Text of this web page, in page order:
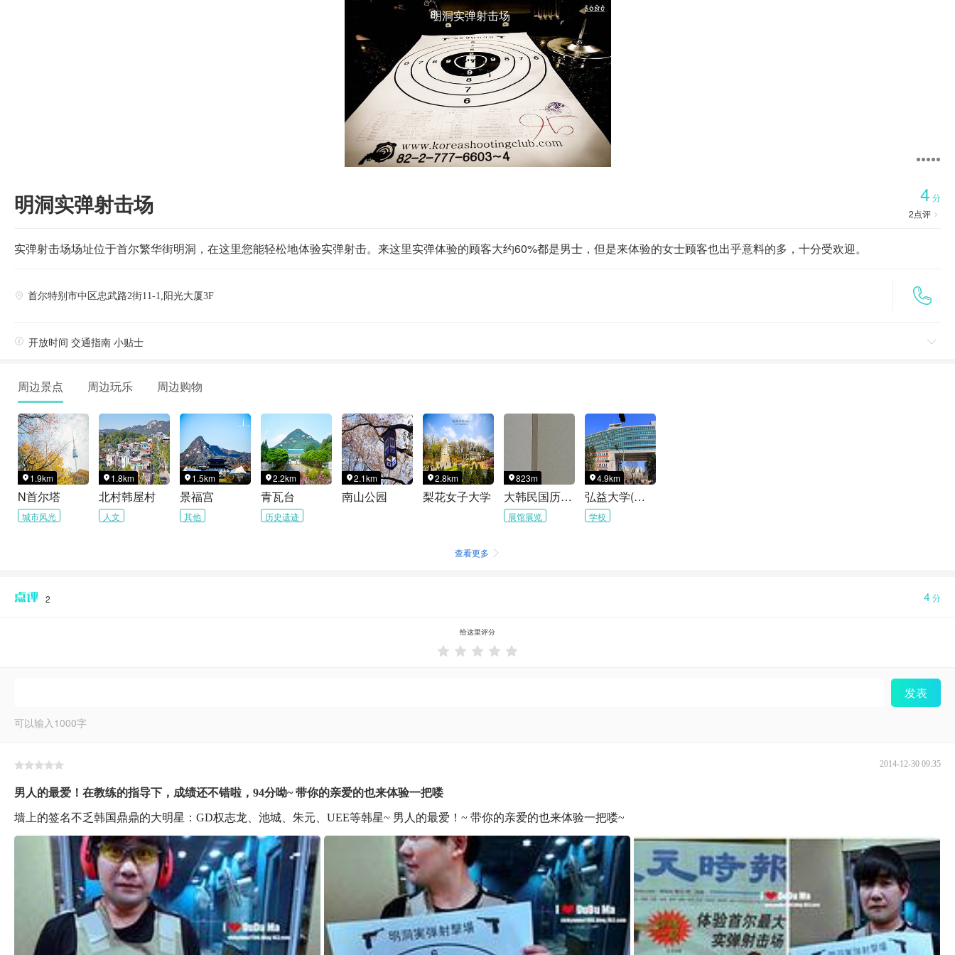
明洞实弹射击场
明洞实弹射击场 4 分
2点评 
实弹射击场场址位于首尔繁华街明洞，在这里您能轻松地体验实弹射击。来这里实弹体验的顾客大约60%都是男士，但是来体验的女士顾客也出乎意料的多，十分受欢迎。

 首尔特别市中区忠武路2街11-1,阳光大厦3F
 开放时间 交通指南 小贴士 
周边景点 周边玩乐 周边购物
 1.9km
N首尔塔
城市风光
 1.8km
北村韩屋村
人文
 1.5km
景福宫
其他
2.2km
青瓦台
历史遗迹
2.1km
南山公园
2.8km
梨花女子大学
823m
大韩民国历史博物馆
展馆展览
4.9km
弘益大学(首尔校区)
学校
查看更多 
2 4分
给这里评分
    
发表
可以输入1000字
2014-12-30 09:35
男人的最爱！在教练的指导下，成绩还不错啦，94分呦~ 带你的亲爱的也来体验一把喽
墙上的签名不乏韩国鼎鼎的大明星：GD权志龙、池城、朱元、UEE等韩星~ 男人的最爱！~ 带你的亲爱的也来体验一把喽~